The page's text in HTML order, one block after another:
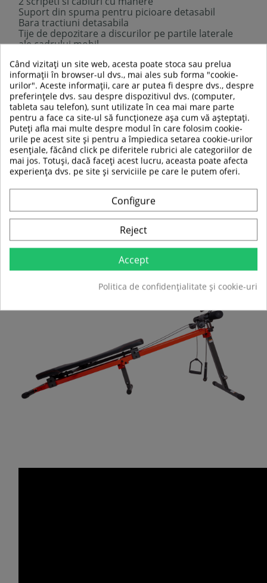
Suport din spuma pentru picioare detasabil
Bara tractiuni detasabila
Tije de depozitare a discurilor pe partile laterale
ale cadrului mobil
Picioare pliabile pentru depozitare usoara
Rulmenti cu bile pe sina
Ideala pentru antrenamente de forta, cardio si
stretching
Ofera o varietate mare de exercitii
Recomandata pentru uz casnic
Dimensiuni:L 190 x l 70 x H 82 cm
Dimensiuni dupa pliere:L 185 x l 65 x H 25 cm
Unghi inclinare:18° - 23°
Diametru tija de depozitare discuri:30 mm
Material:otel, spuma PE, PU vinil, placaj, PVC
Greutate maxima admisa:150 kg (utilizator 136
4 sigurante incluse
Discurile de greutate nu sunt incluse.
Când vizitați un site web, acesta poate stoca sau prelua
informații în browser-ul dvs., mai ales sub forma "cookie-
urilor". Aceste informații, care ar putea fi despre dvs., despre
preferințele dvs. sau despre dispozitivul dvs. (computer,
tableta sau telefon), sunt utilizate în cea mai mare parte
pentru a face ca site-ul să funcționeze așa cum vă așteptați.
Puteți afla mai multe despre modul în care folosim cookie-
urile pe acest site și pentru a împiedica setarea cookie-urilor
esențiale, făcând click pe diferitele rubrici ale categoriilor de
mai jos. Totuși, dacă faceți acest lucru, aceasta poate afecta
experiența dvs. pe site și serviciile pe care le putem oferi.
Configure
Reject
Accept
Politica de confidențialitate și cookie-uri